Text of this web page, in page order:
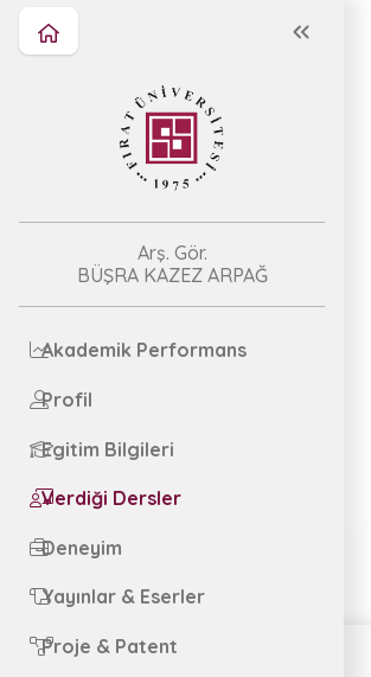
Arş. Gör.
BÜŞRA KAZEZ ARPAĞ
Akademik Performans
Profil
Egitim Bilgileri
Verdiği Dersler
Deneyim
Yayınlar & Eserler
Proje & Patent